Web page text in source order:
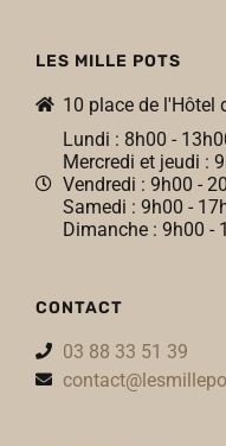
LES MILLE POTS
10 place de l'Hôtel
Lundi : 8h00 -
Mercredi et jeudi :
Vendredi : 9h00 -
Samedi : 9h00 -
Dimanche : 9h00 -
CONTACT
03 88 33 51 39